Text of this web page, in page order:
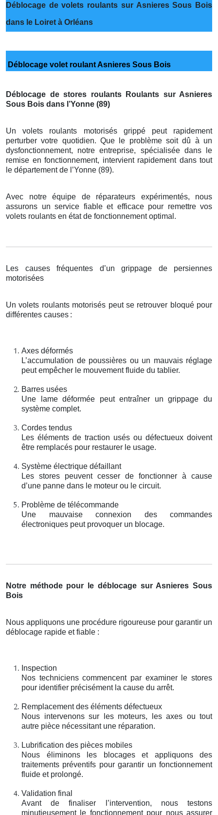
Déblocage de volets roulants sur Asnieres Sous Bois
dans le Loiret à Orléans
Déblocage volet roulant Asnieres Sous Bois
Déblocage de stores roulants Roulants sur Asnieres
Sous Bois dans l’Yonne (89)
Un volets roulants motorisés grippé peut rapidement
perturber votre quotidien. Que le problème soit dû à un
dysfonctionnement, notre entreprise, spécialisée dans le
remise en fonctionnement, intervient rapidement dans tout
le département de l’Yonne (89).
Avec notre équipe de réparateurs expérimentés, nous
assurons un service fiable et efficace pour remettre vos
volets roulants en état de fonctionnement optimal.
Les causes fréquentes d’un grippage de persiennes
motorisées
Un volets roulants motorisés peut se retrouver bloqué pour
différentes causes :
Axes déformés
L’accumulation de poussières ou un mauvais réglage
peut empêcher le mouvement fluide du tablier.
Barres usées
Une lame déformée peut entraîner un grippage du
système complet.
Cordes tendus
Les éléments de traction usés ou défectueux doivent
être remplacés pour restaurer le usage.
Système électrique défaillant
Les stores peuvent cesser de fonctionner à cause
d’une panne dans le moteur ou le circuit.
Problème de télécommande
Une mauvaise connexion des commandes
électroniques peut provoquer un blocage.
Notre méthode pour le déblocage sur Asnieres Sous
Bois
Nous appliquons une procédure rigoureuse pour garantir un
déblocage rapide et fiable :
Inspection
Nos techniciens commencent par examiner le stores
pour identifier précisément la cause du arrêt.
Remplacement des éléments défectueux
Nous intervenons sur les moteurs, les axes ou tout
autre pièce nécessitant une réparation.
Lubrification des pièces mobiles
Nous éliminons les blocages et appliquons des
traitements préventifs pour garantir un fonctionnement
fluide et prolongé.
Validation final
Avant de finaliser l’intervention, nous testons
minutieusement le fonctionnement pour nous assurer